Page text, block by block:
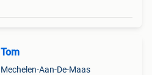
Tom
Mechelen-Aan-De-Maas